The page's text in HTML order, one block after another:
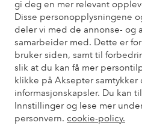
gi deg en mer relevant
Disse personopplysningene
deler vi med de annonse- og
samarbeider med. Dette er
bruker siden, samt til
slik at du kan få mer
klikke på Aksepter samtykker
informasjonskapsler. Du kan
Innstillinger og lese mer
personvern. cookie-policy.
Sikre
Vil du vite mer om våre
elpy